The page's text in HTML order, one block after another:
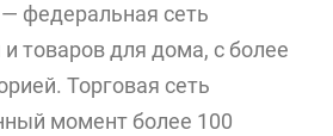
федеральная сеть
товаров для дома, с более
Торговая сеть
момент более 100